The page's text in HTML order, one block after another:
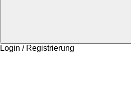
Login / Registrierung